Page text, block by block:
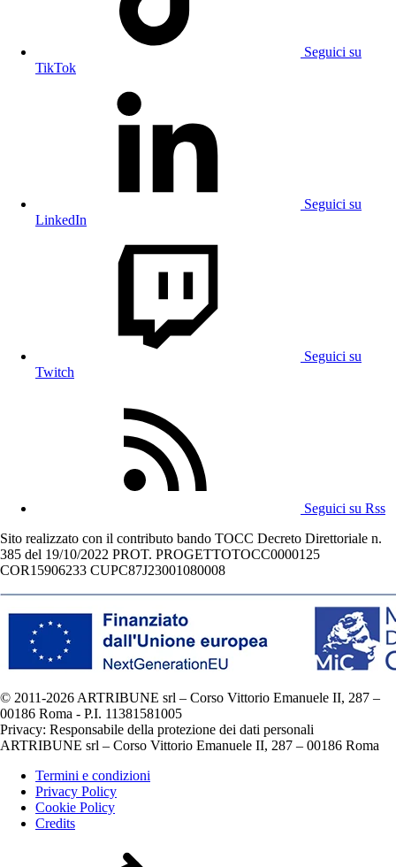
Seguici su
TikTok
Seguici su
LinkedIn
Seguici su
Twitch
Seguici su Rss
Sito realizzato con il contributo bando TOCC Decreto Direttoriale n.
385 del 19/10/2022 PROT. PROGETTOTOCC0000125
COR15906233 CUPC87J23001080008
© 2011-2026 ARTRIBUNE srl – Corso Vittorio Emanuele II, 287 –
00186 Roma - P.I. 11381581005
Privacy: Responsabile della protezione dei dati personali
ARTRIBUNE srl – Corso Vittorio Emanuele II, 287 – 00186 Roma
Termini e condizioni
Privacy Policy
Cookie Policy
Credits